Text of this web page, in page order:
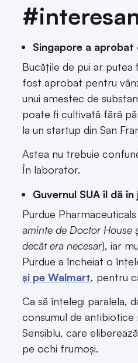
Singapore a
Bucățile de pui ar putea
fost aprobat pentru
unui amestec de
poate fi cultivată fără
la un startup din San
Astea nu trebuie
În laborator.
Guvernul SUA îl dă
Purdue
aminte de Doctor House
decât era necesar), iar
Purdue a încheiat o
și pe Walmart, pentru
Ca să înțelegi paralela,
consumul de antibiotice
Sensiblu, care
pe ochi frumoși.